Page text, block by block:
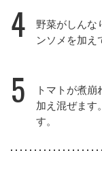
4
野菜がしんな
ンソメを加え
5
トマトが煮
加え混ぜます
す。